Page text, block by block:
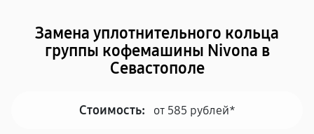
Замена уплотнительного кольца
группы кофемашины Nivona в
Севастополе
Стоимость: от 585 рублей*